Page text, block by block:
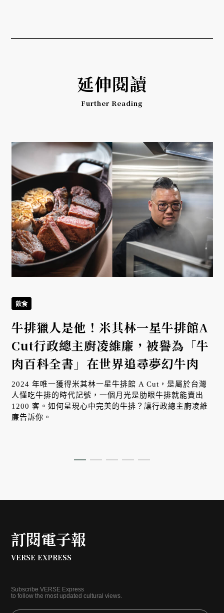
延伸閱讀
Further Reading
飲食
牛排獵人是他！米其林一星牛排館A
Cut行政總主廚凌維廉，被譽為「牛
肉百科全書」在世界追尋夢幻牛肉
2024 年唯一獲得米其林一星牛排館 A Cut，是屬於台灣
人懂吃牛排的時代記號，一個月光是肋眼牛排就能賣出
1200 客。如何呈現心中完美的牛排？讓行政總主廚凌維
廉告訴你。
訂閱電子報
VERSE EXPRESS
Subscribe VERSE Express
to follow the most updated cultural views.